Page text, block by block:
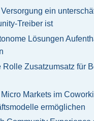
ein
Treiber ist
Lösungen
Rolle Zusatzumsatz für
Markets im
ermöglichen